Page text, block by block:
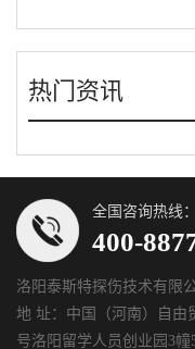
热门资讯
全国咨询热线：
400-
洛阳泰斯特探伤技术有限
地 址：中国（河南）自由
号洛阳留学人员创业园3幢